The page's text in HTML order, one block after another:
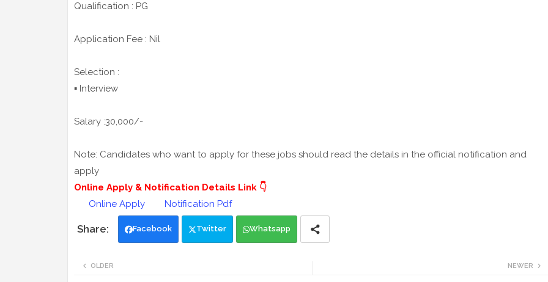
Qualification : PG
Application Fee : Nil
Selection :
▪️ Interview
Salary :30,000/-
Note: Candidates who want to apply for these jobs should read the details in the official notification and
apply
Online Apply & Notification Details Link 👇
Online Apply
Notification Pdf
Facebook Twitter Whatsapp
NEWER
OLDER